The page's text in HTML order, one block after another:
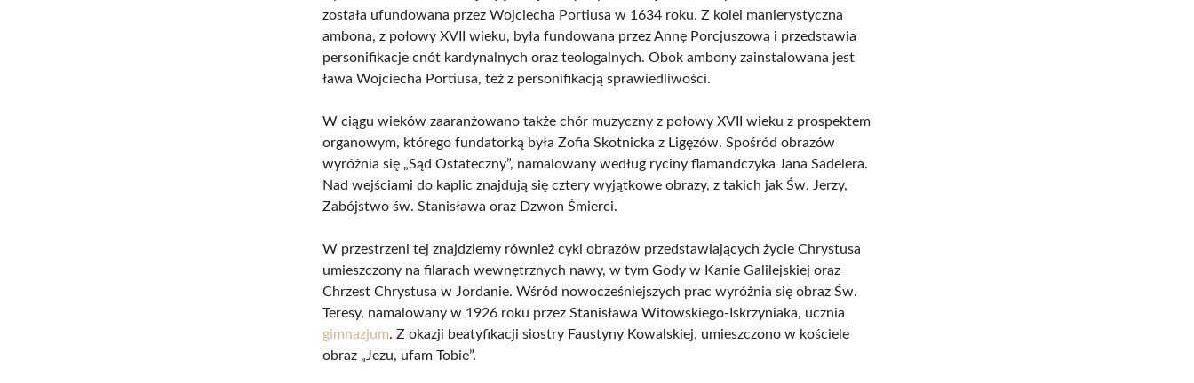
została ufundowana przez Wojciecha Portiusa w 1634 roku. Z kolei manierystyczna
ambona, z połowy XVII wieku, była fundowana przez Annę Porcjuszową i przedstawia
personifikacje cnót kardynalnych oraz teologalnych. Obok ambony zainstalowana jest
ława Wojciecha Portiusa, też z personifikacją sprawiedliwości.
W ciągu wieków zaaranżowano także chór muzyczny z połowy XVII wieku z prospektem
organowym, którego fundatorką była Zofia Skotnicka z Ligęzów. Spośród obrazów
wyróżnia się „Sąd Ostateczny”, namalowany według ryciny flamandczyka Jana Sadelera.
Nad wejściami do kaplic znajdują się cztery wyjątkowe obrazy, z takich jak Św. Jerzy,
Zabójstwo św. Stanisława oraz Dzwon Śmierci.
W przestrzeni tej znajdziemy również cykl obrazów przedstawiających życie Chrystusa
umieszczony na filarach wewnętrznych nawy, w tym Gody w Kanie Galilejskiej oraz
Chrzest Chrystusa w Jordanie. Wśród nowocześniejszych prac wyróżnia się obraz Św.
Teresy, namalowany w 1926 roku przez Stanisława Witowskiego-Iskrzyniaka, ucznia
gimnazjum. Z okazji beatyfikacji siostry Faustyny Kowalskiej, umieszczono w kościele
obraz „Jezu, ufam Tobie”.